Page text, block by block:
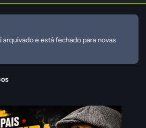
e está fechado para novas